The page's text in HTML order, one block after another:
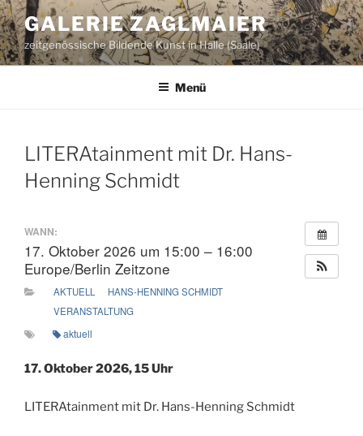
Zum
Inhalt
springen
GALERIE ZAGLMAIER
zeitgenössische Bildende Kunst in Halle (Saale)
Menü
LITERAtainment mit Dr. Hans-
Henning Schmidt
WANN:
17. Oktober 2026 um 15:00 – 16:00
Europe/Berlin Zeitzone
AKTUELL
HANS-HENNING SCHMIDT
VERANSTALTUNG
aktuell
17. Oktober 2026, 15 Uhr
LITERAtainment mit Dr. Hans-Henning Schmidt